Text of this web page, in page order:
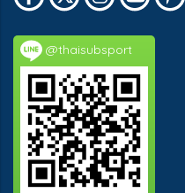
@thaisubsport